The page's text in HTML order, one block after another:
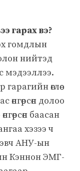
гарах вэ?
гомдлын
нийтэд
мэдээллээ.
өглөө
долоо
баасан
хэзээ ч
АНУ-ын
Кэннон ЭМГ-